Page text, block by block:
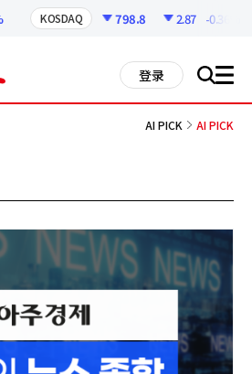
KOSDAQ 798.8 2.87 -0.36%
登录 搜 all
AI PICK AI PICK